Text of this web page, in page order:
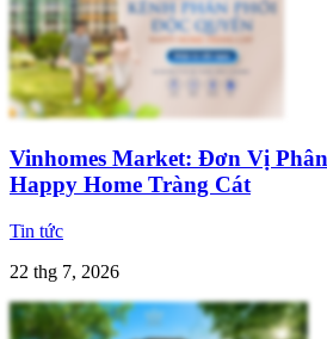
Vinhomes Market: Đơn Vị
Happy Home Tràng Cát
Tin tức
22 thg 7, 2026